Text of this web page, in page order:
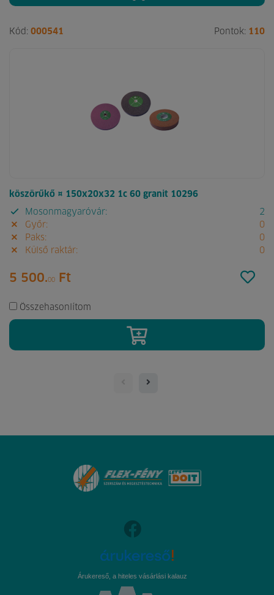
Kód: 000541 Pontok: 110
köszörűkő ¤ 150x20x32 1c 60 granit 10296
Mosonmagyaróvár:
2
Győr:
0
Paks:
0
Külső raktár:
0
5 500.00 Ft
Összehasonlítom
Árukereső, a hiteles vásárlási kalauz